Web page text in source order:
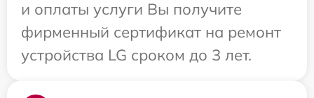
и оплаты услуги Вы получите
фирменный сертификат на ремонт
устройства LG сроком до 3 лет.